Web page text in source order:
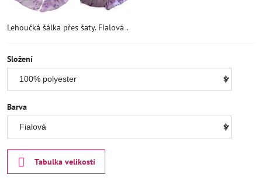
Lehoučká šálka přes šaty. Fialová .
Složení
Barva
Tabulka velikostí